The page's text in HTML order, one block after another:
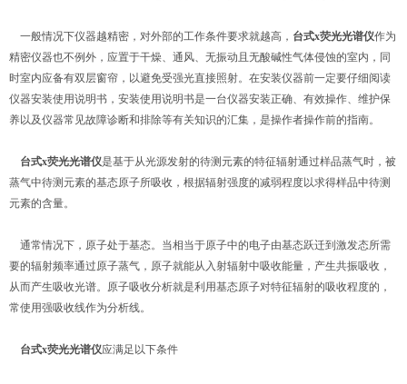
一般情况下仪器越精密，对外部的工作条件要求就越高， 台式x荧光光谱仪作为
精密仪器也不例外，应置于干燥、通风、无振动且无酸碱性气体侵蚀的室内，同
时室内应备有双层窗帘，以避免受强光直接照射。在安装仪器前一定要仔细阅读
仪器安装使用说明书，安装使用说明书是一台仪器安装正确、有效操作、维护保
养以及仪器常见故障诊断和排除等有关知识的汇集，是操作者操作前的指南。
台式x荧光光谱仪是基于从光源发射的待测元素的特征辐射通过样品蒸气时，被
蒸气中待测元素的基态原子所吸收，根据辐射强度的减弱程度以求得样品中待测
元素的含量。
通常情况下，原子处于基态。当相当于原子中的电子由基态跃迁到激发态所需
要的辐射频率通过原子蒸气，原子就能从入射辐射中吸收能量，产生共振吸收，
从而产生吸收光谱。原子吸收分析就是利用基态原子对特征辐射的吸收程度的，
常使用强吸收线作为分析线。
台式x荧光光谱仪应满足以下条件